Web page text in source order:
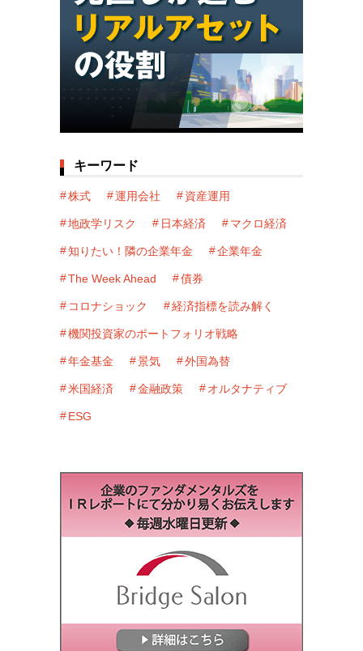
キーワード
株式 運用会社 資産運用
地政学リスク 日本経済 マクロ経済
知りたい！隣の企業年金 企業年金
The Week Ahead 債券
コロナショック 経済指標を読み解く
機関投資家のポートフォリオ戦略
年金基金 景気 外国為替
米国経済 金融政策 オルタナティブ
ESG